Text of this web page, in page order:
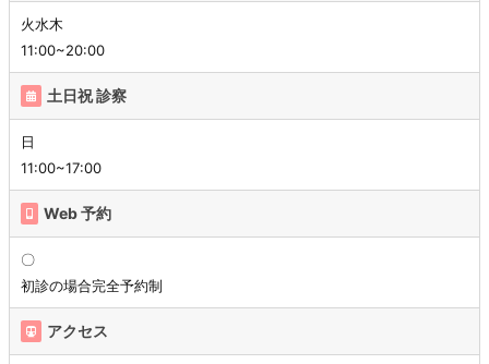
火水木
11:00~20:00
土日祝 診察
日
11:00~17:00
Web 予約
〇
初診の場合完全予約制
アクセス